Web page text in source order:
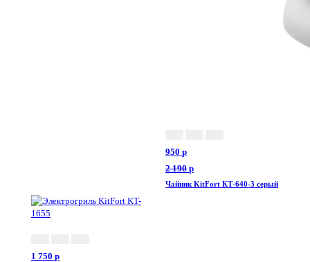
950 p
2 190 p
Чайник KitFort КТ-640-3 серый
1 750 p